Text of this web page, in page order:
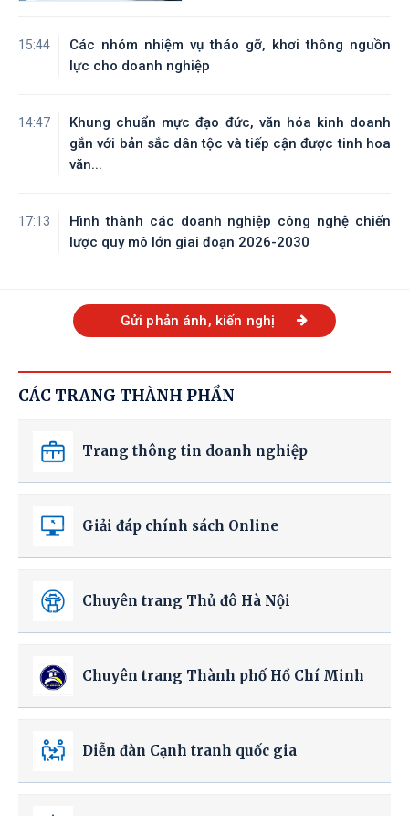
15:44
Các nhóm nhiệm vụ tháo gỡ, khơi thông nguồn
lực cho doanh nghiệp
14:47
Khung chuẩn mực đạo đức, văn hóa kinh doanh
gắn với bản sắc dân tộc và tiếp cận được tinh hoa
văn...
17:13
Hình thành các doanh nghiệp công nghệ chiến
lược quy mô lớn giai đoạn 2026-2030
Gửi phản ánh, kiến nghị
CÁC TRANG THÀNH PHẦN
Trang thông tin doanh nghiệp
Giải đáp chính sách Online
Chuyên trang Thủ đô Hà Nội
Chuyên trang Thành phố Hồ Chí Minh
Diễn đàn Cạnh tranh quốc gia